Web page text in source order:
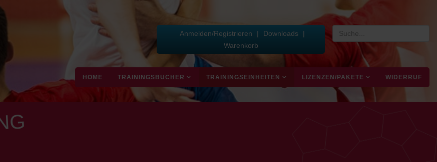
Anmelden/Registrieren | Downloads
|
Warenkorb
HOME TRAININGSBÜCHER TRAININGSEINHEITEN LIZENZEN/PAKETE WIDERRUF